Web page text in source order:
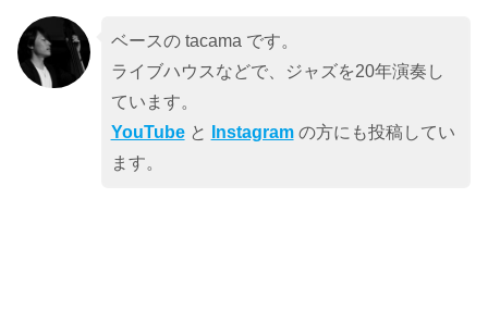
ベースの tacama です。
ライブハウスなどで、ジャズを20年演奏し
ています。
YouTubeと Instagramの方にも投稿してい
ます。